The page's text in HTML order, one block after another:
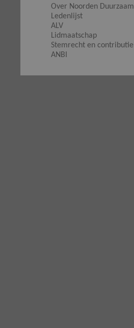
Over Noorden Duurzaam
Ledenlijst
ALV
Lidmaatschap
Stemrecht en contributie
ANBI